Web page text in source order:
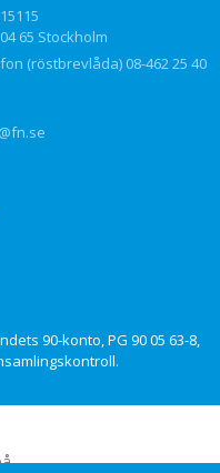
65 Stockholm
(röstbrevlåda) 08-462 25 40
90-konto, PG 90 05 63-8,